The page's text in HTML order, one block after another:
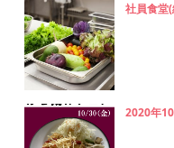
社員食堂
2020年